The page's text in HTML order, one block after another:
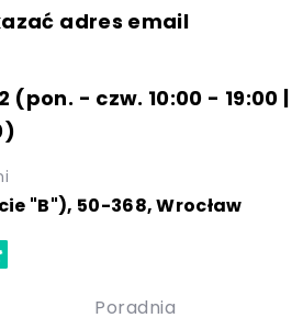
adres email
(pon. - czw. 10:00 - 19:00 |
"B"), 50-368, Wrocław
Poradnia